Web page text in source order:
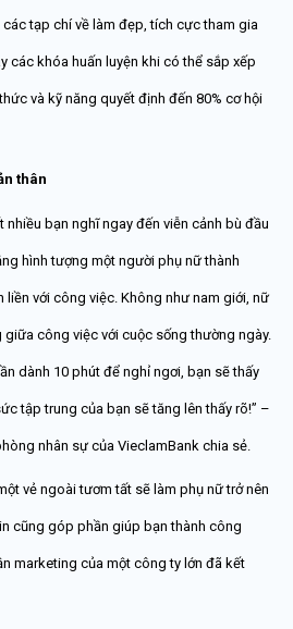
tạp chí về làm đẹp, tích cực tham gia
các khóa huấn luyện khi có thể sắp xếp
và kỹ năng quyết định đến 80% cơ hội
thân
nhiều bạn nghĩ ngay đến viễn cảnh bù đầu
hình tượng một người phụ nữ thành
với công việc. Không như nam giới, nữ
công việc với cuộc sống thường ngày.
dành 10 phút để nghỉ ngơi, bạn sẽ thấy
tập trung của bạn sẽ tăng lên thấy rõ!” –
nhân sự của VieclamBank chia sẻ.
vẻ ngoài tươm tất sẽ làm phụ nữ trở nên
cũng góp phần giúp bạn thành công
marketing của một công ty lớn đã kết